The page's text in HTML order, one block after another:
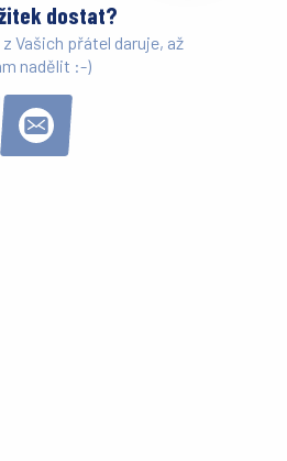
dostat?
Vašich přátel daruje, až
nadělit :-)